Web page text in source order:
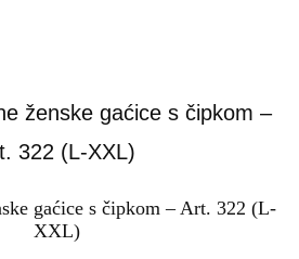
gaćice s čipkom – Art. 322 (L-
XXL)